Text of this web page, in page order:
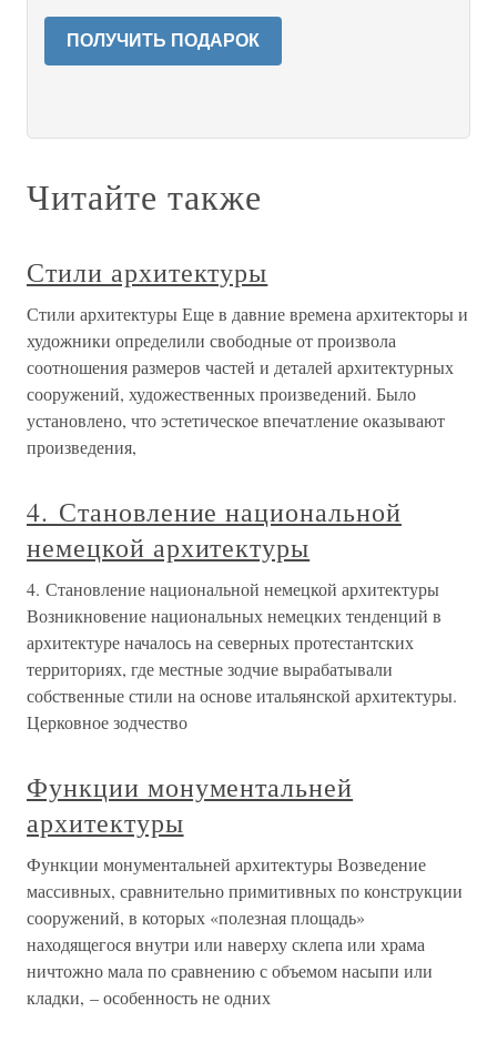
ПОЛУЧИТЬ ПОДАРОК
Читайте также
Стили архитектуры
Стили архитектуры Еще в давние времена архитекторы и
художники определили свободные от произвола
соотношения размеров частей и деталей архитектурных
сооружений, художественных произведений. Было
установлено, что эстетическое впечатление оказывают
произведения,
4. Становление национальной
немецкой архитектуры
4. Становление национальной немецкой архитектуры
Возникновение национальных немецких тенденций в
архитектуре началось на северных протестантских
территориях, где местные зодчие вырабатывали
собственные стили на основе итальянской архитектуры.
Церковное зодчество
Функции монументальней
архитектуры
Функции монументальней архитектуры Возведение
массивных, сравнительно примитивных по конструкции
сооружений, в которых «полезная площадь»
находящегося внутри или наверху склепа или храма
ничтожно мала по сравнению с объемом насыпи или
кладки, – особенность не одних